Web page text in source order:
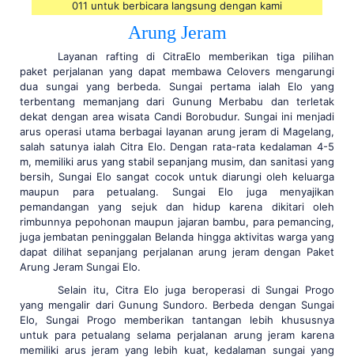
011 untuk berbicara langsung dengan kami
Arung Jeram
Layanan rafting di CitraElo memberikan tiga pilihan
paket perjalanan yang dapat membawa Celovers mengarungi
dua sungai yang berbeda. Sungai pertama ialah Elo yang
terbentang memanjang dari Gunung Merbabu dan terletak
dekat dengan area wisata Candi Borobudur. Sungai ini menjadi
arus operasi utama berbagai layanan arung jeram di Magelang,
salah satunya ialah Citra Elo. Dengan rata-rata kedalaman 4-5
m, memiliki arus yang stabil sepanjang musim, dan sanitasi yang
bersih, Sungai Elo sangat cocok untuk diarungi oleh keluarga
maupun para petualang. Sungai Elo juga menyajikan
pemandangan yang sejuk dan hidup karena dikitari oleh
rimbunnya pepohonan maupun jajaran bambu, para pemancing,
juga jembatan peninggalan Belanda hingga aktivitas warga yang
dapat dilihat sepanjang perjalanan arung jeram dengan Paket
Arung Jeram Sungai Elo.
Selain itu, Citra Elo juga beroperasi di Sungai Progo
yang mengalir dari Gunung Sundoro. Berbeda dengan Sungai
Elo, Sungai Progo memberikan tantangan lebih khususnya
untuk para petualang selama perjalanan arung jeram karena
memiliki arus jeram yang lebih kuat, kedalaman sungai yang